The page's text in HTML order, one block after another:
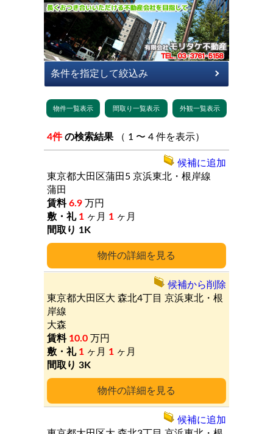
4件 の検索結果 （ 1 〜 4 件を表示）
詳細
東京都大田区蒲田5 京浜東北・根岸線
蒲田
6.9 万円
1 ヶ月 1 ヶ月
1K
候補に追加
詳細
東京都大田区大 森北4丁目 京浜東北・根
岸線
大森
10.0 万円
1 ヶ月 1 ヶ月
3K
候補から削除
候補に追加